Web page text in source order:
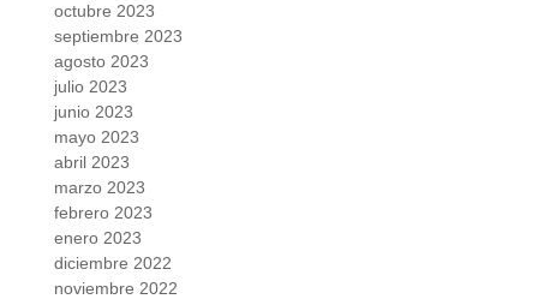
octubre 2023
septiembre 2023
agosto 2023
julio 2023
junio 2023
mayo 2023
abril 2023
marzo 2023
febrero 2023
enero 2023
diciembre 2022
noviembre 2022